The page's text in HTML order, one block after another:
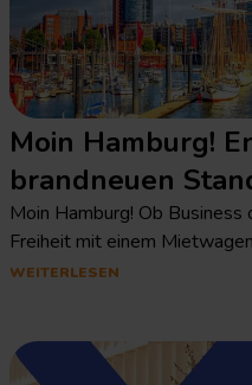
Moin Hamburg!
brandneuen
Dezember
Moin Hamburg! Ob
Freiheit mit einem
WEITERLESEN